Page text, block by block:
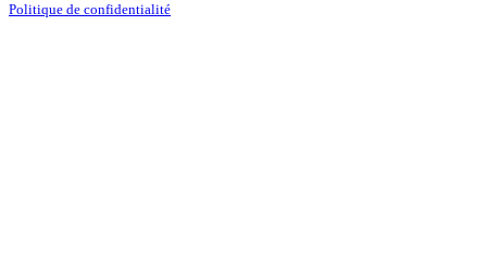
Politique de confidentialité